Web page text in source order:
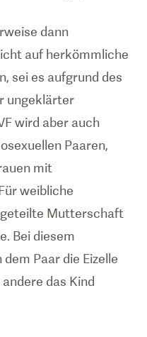
1/ 0
dann
auf herkömmliche
sei es aufgrund des
ungeklärter
wird aber auch
Paaren,
mit
weibliche
geteilte Mutterschaft
Bei diesem
Paar die Eizelle
das Kind